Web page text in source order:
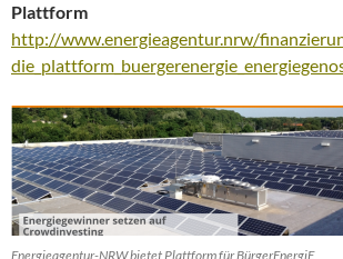
Plattform
http://www.energieagentur.nrw/
Energieagentur-NRW bietet Plattform für BürgerEnergiE